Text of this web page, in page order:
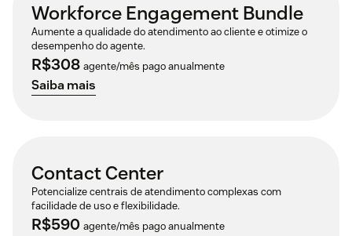
Workforce Engagement Bundle
Aumente a qualidade do atendimento ao cliente e otimize o
desempenho do agente.
R$308 agente/mês pago anualmente
Saiba mais
Contact Center
Potencialize centrais de atendimento complexas com
facilidade de uso e flexibilidade.
R$590 agente/mês pago anualmente